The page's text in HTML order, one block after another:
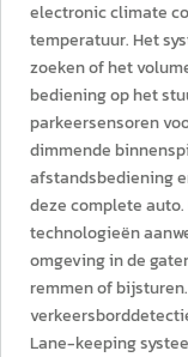
electronic climate
temperatuur. Het
zoeken of het
bediening op het
parkeersensoren
dimmende
afstandsbediening
deze complete
technologieën
omgeving in de
remmen of
Lane-keeping